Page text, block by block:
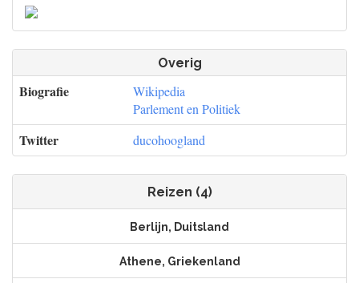
Overig
Biografie
Wikipedia
Parlement en Politiek
Twitter ducohoogland
Reizen (4)
Berlijn, Duitsland
Athene, Griekenland